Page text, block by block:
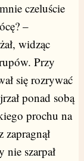
czeluście
–
widząc
Przy
się rozrywać
ponad sobą
prochu na
nie szarpał